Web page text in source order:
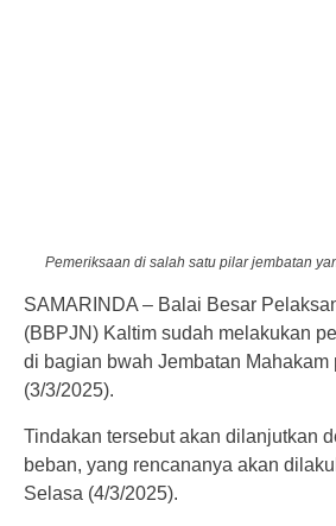
Pemeriksaan di salah satu pilar jembatan
SAMARINDA – Balai Besar
(BBPJN) Kaltim sudah melakukan
di bagian bwah Jembatan Mahakam
(3/3/2025).
Tindakan tersebut akan dilanjutkan
beban, yang rencananya akan
Selasa (4/3/2025).